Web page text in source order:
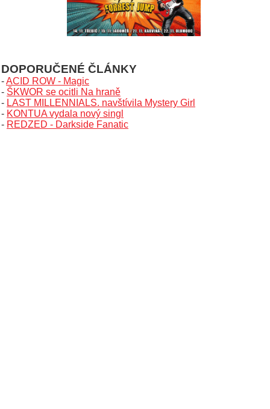
DOPORUČENÉ ČLÁNKY
-ACID ROW - Magic
- ŠKWOR se ocitli Na hraně
- LAST MILLENNIALS. navštívila Mystery Girl
- KONTUA vydala nový singl
- REDZED - Darkside Fanatic